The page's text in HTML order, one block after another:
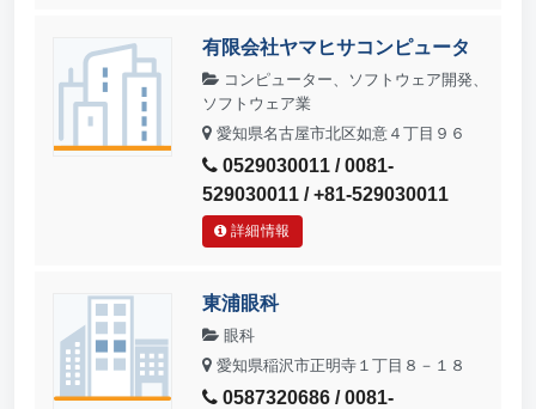
有限会社ヤマヒサコンピュータ
コンピューター、ソフトウェア開発、
ソフトウェア業
愛知県名古屋市北区如意４丁目９６
0529030011 / 0081-
529030011 / +81-529030011
詳細情報
東浦眼科
眼科
愛知県稲沢市正明寺１丁目８－１８
0587320686 / 0081-